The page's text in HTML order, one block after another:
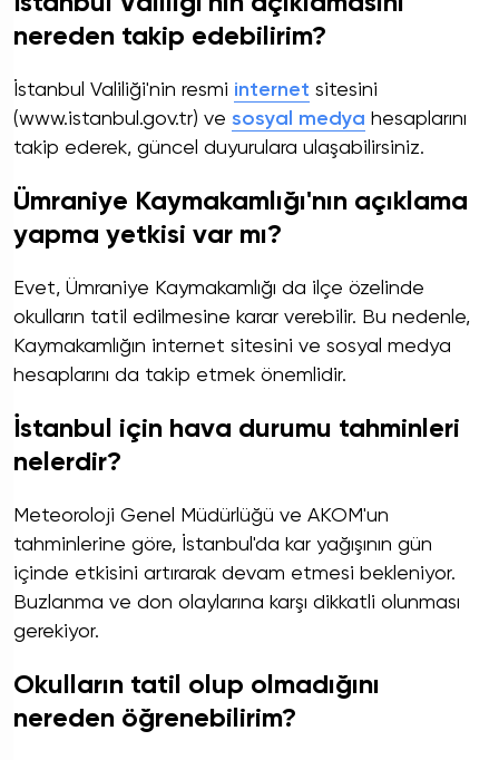
nereden takip edebilirim?
İstanbul Valiliği'nin resmi internet sitesini
(www.istanbul.gov.tr) ve sosyal medya hesaplarını
takip ederek, güncel duyurulara ulaşabilirsiniz.
Ümraniye Kaymakamlığı'nın açıklama
yapma yetkisi var mı?
Evet, Ümraniye Kaymakamlığı da ilçe özelinde
okulların tatil edilmesine karar verebilir. Bu nedenle,
Kaymakamlığın internet sitesini ve sosyal medya
hesaplarını da takip etmek önemlidir.
İstanbul için hava durumu tahminleri
nelerdir?
Meteoroloji Genel Müdürlüğü ve AKOM'un
tahminlerine göre, İstanbul'da kar yağışının gün
içinde etkisini artırarak devam etmesi bekleniyor.
Buzlanma ve don olaylarına karşı dikkatli olunması
gerekiyor.
Okulların tatil olup olmadığını
nereden öğrenebilirim?